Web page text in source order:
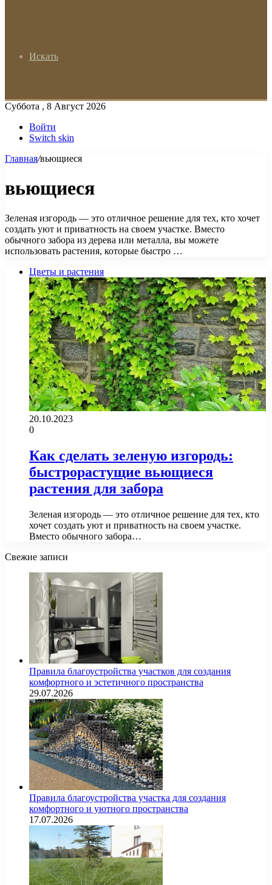
Искать
Суббота , 8 Август 2026
Войти
Switch skin
Главная/вьющиеся
вьющиеся
Зеленая изгородь — это отличное решение для тех, кто хочет
создать уют и приватность на своем участке. Вместо
обычного забора из дерева или металла, вы можете
использовать растения, которые быстро …
Цветы и растения
20.10.2023
0
Как сделать зеленую изгородь:
быстрорастущие вьющиеся
растения для забора
Зеленая изгородь — это отличное решение для тех, кто
хочет создать уют и приватность на своем участке.
Вместо обычного забора…
Свежие записи
Правила благоустройства участков для создания
комфортного и эстетичного пространства
29.07.2026
Правила благоустройства участка для создания
комфортного и уютного пространства
17.07.2026